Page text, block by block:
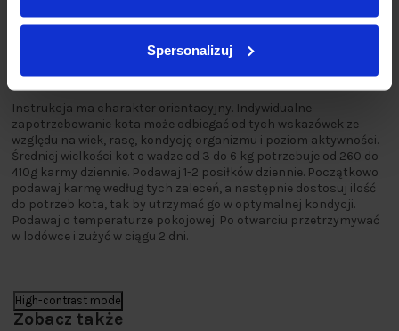
Spersonalizuj
Instrukcja ma charakter orientacyjny. Indywidualne
zapotrzebowanie kota może odbiegać od tych wskazówek ze
względu na wiek, rasę, kondycję organizmu i poziom aktywności.
Średniej wielkości kot o wadze od 3 do 6 kg potrzebuje od 260 do
410g karmy dziennie. Podawaj 1-2 posiłków dziennie. Początkowo
podawaj karmę według tych zaleceń, a następnie dostosuj ilość
do potrzeb kota, tak by utrzymać go w optymalnej kondycji.
Podawaj o temperaturze pokojowej. Po otwarciu przetrzymywać
w lodówce i zużyć w ciągu 2 dni.
High-contrast mode
Zobacz także